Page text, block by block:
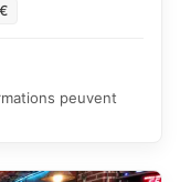
peuvent